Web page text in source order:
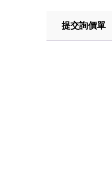
提交詢價單